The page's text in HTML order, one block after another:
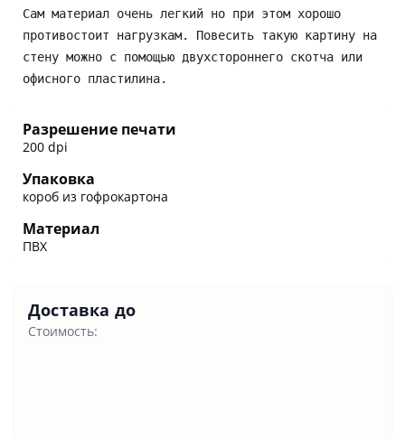
Сам материал очень легкий но при этом хорошо
противостоит нагрузкам. Повесить такую картину на
стену можно с помощью двухстороннего скотча или
офисного пластилина.
Разрешение печати
200 dpi
Упаковка
короб из гофрокартона
Материал
ПВХ
Доставка до
Стоимость: